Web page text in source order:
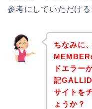
参考にしていただける
ちなみに
MEMBER
ドエラー
記
サイトを
ょうか？